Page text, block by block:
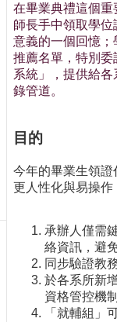
訊
訂
閱/
取
消
網
導
覽
最
新
在畢業典禮這個
師長手中領取學
意義的一個回憶；
推薦名單，特別
系統」，提供給
錄管道。
目的
今年的畢業生領證
更人性化與易操作
承辦人僅需
絡資訊，避
同步驗證教
於各系所新
資格管控機制
「就輔組」